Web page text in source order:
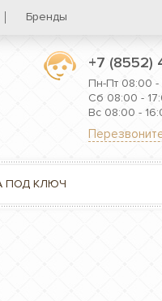
Бренды
+7 (8552)
Пн-Пт 08:00 -
Сб 08:00 -
Вс 08:00 -
ПОД КЛЮЧ